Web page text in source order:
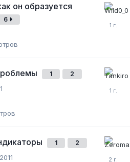
он образуется
6
1 2
1 2